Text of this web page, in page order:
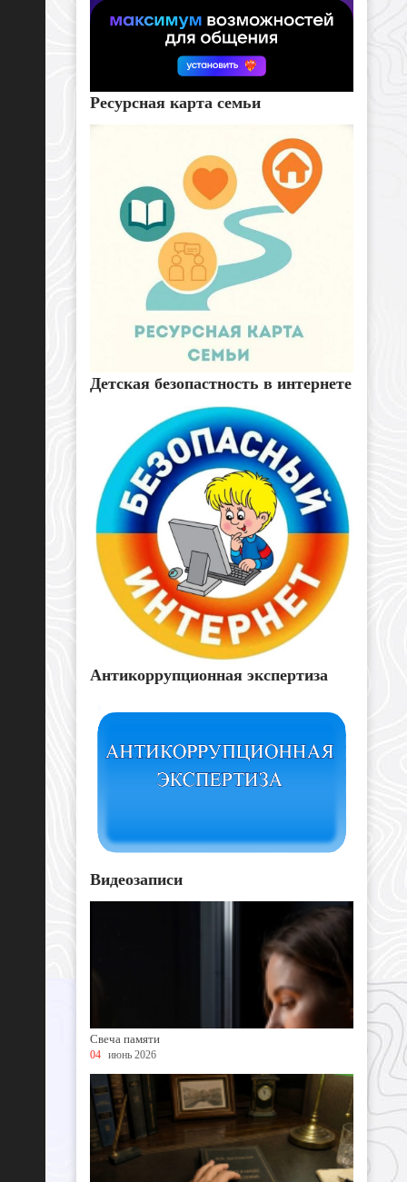
Ресурсная карта семьи
Детская безопастность в интернете
Антикоррупционная экспертиза
Видеозаписи
Свеча памяти
04 июнь 2026